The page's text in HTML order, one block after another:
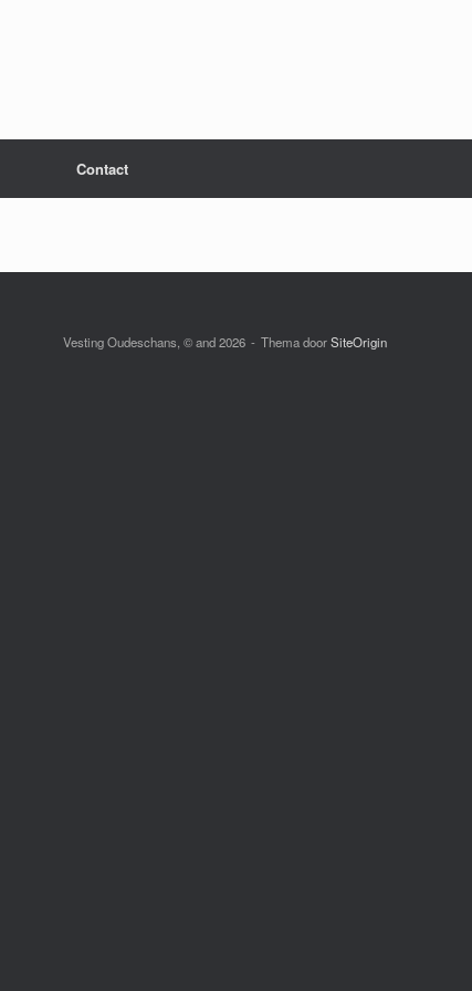
Contact
Vesting Oudeschans, © and 2026 Thema doorSiteOrigin